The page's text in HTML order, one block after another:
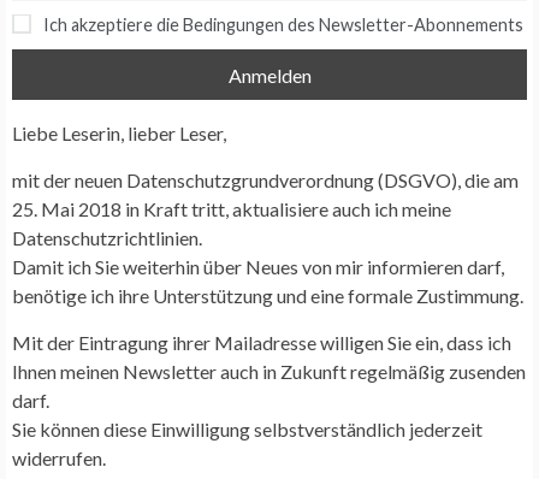
Ich akzeptiere die Bedingungen des Newsletter-Abonnements
Liebe Leserin, lieber Leser,
mit der neuen Datenschutzgrundverordnung (DSGVO), die am
25. Mai 2018 in Kraft tritt, aktualisiere auch ich meine
Datenschutzrichtlinien.
Damit ich Sie weiterhin über Neues von mir informieren darf,
benötige ich ihre Unterstützung und eine formale Zustimmung.
Mit der Eintragung ihrer Mailadresse willigen Sie ein, dass ich
Ihnen meinen Newsletter auch in Zukunft regelmäßig zusenden
darf.
Sie können diese Einwilligung selbstverständlich jederzeit
widerrufen.